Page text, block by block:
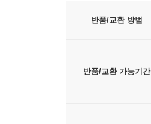
반품/교환 방법
반품/교환 가능기간